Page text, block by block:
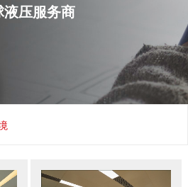
压服务商